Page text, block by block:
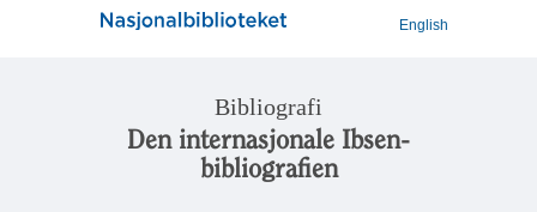
English
Bibliografi
Den internasjonale Ibsen-
bibliografien